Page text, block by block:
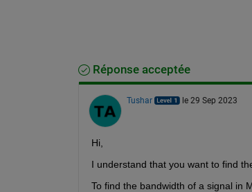
Réponse acceptée
Tushar le 29 Sep 2023
Hi,
I understand that you want to find
To find the bandwidth of a signal in